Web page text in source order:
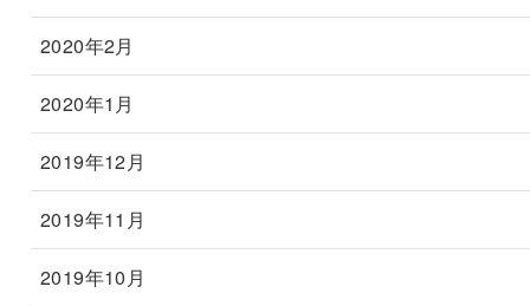
2020年2月
2020年1月
2019年12月
2019年11月
2019年10月